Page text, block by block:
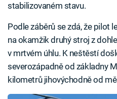
stabilizovaném stavu.
Podle záběrů se zdá, že pilot
na okamžik druhý stroj z
v mrtvém úhlu. K neštěstí
severozápadně od základny
kilometrů jihovýchodně od